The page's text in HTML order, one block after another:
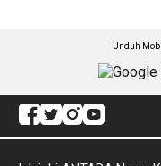
Unduh